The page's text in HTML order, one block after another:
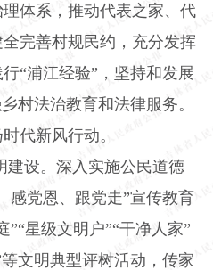
体系，推动代表之家、代
完善村规民约，充分发挥
“浦江经验”，坚持和发展
村法治教育和法律服务。
代新风行动。
建设。深入实施公民道德
感党恩、跟党走”宣传教育
星级文明户”“干净人家”
文明典型评树活动，传家